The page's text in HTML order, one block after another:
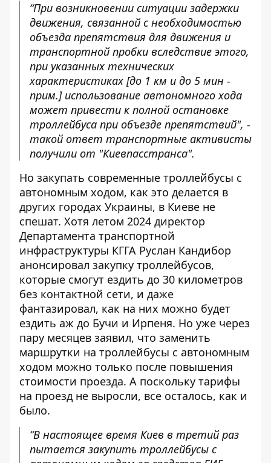
“При возникновении ситуации задержки
движения, связанной с необходимостью
объезда препятствия для движения и
транспортной пробки вследствие этого,
при указанных технических
характеристиках [до 1 км и до 5 мин -
прим.] использование автономного хода
может привести к полной остановке
троллейбуса при объезде препятствий", -
такой ответ транспортные активисты
получили от "Киевпасстранса".
Но закупать современные троллейбусы с
автономным ходом, как это делается в
других городах Украины, в Киеве не
спешат. Хотя летом 2024 директор
Департамента транспортной
инфраструктуры КГГА Руслан Кандибор
анонсировал закупку троллейбусов,
которые смогут ездить до 30 километров
без контактной сети, и даже
фантазировал, как на них можно будет
ездить аж до Бучи и Ирпеня. Но уже через
пару месяцев заявил, что заменить
маршрутки на троллейбусы с автономным
ходом можно только после повышения
стоимости проезда. А поскольку тарифы
на проезд не выросли, все осталось, как и
было.
“В настоящее время Киев в третий раз
пытается закупить троллейбусы с